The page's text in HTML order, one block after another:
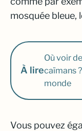
mosquée bleue,
À lire
Où voir
caïmans
monde
Vous pouvez